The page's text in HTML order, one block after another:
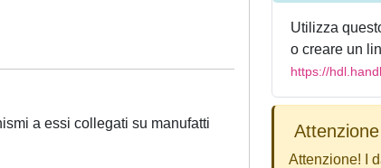
a essi collegati su manufatti
Utilizza
o creare un
https://
Attenzione
Attenzione! I